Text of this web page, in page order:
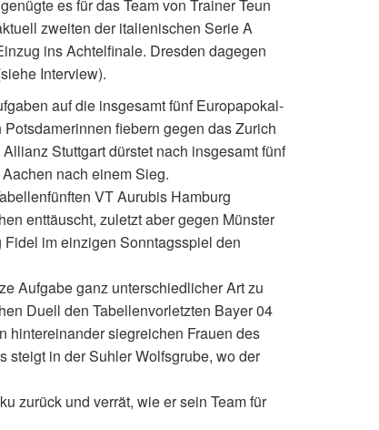
es für das Team von Trainer Teun
zweiten der italienischen Serie A
ins Achtelfinale. Dresden dagegen
Interview).
auf die insgesamt fünf Europapokal-
fiebern gegen das Zurich
Stuttgart dürstet nach insgesamt fünf
nach einem Sieg.
VT Aurubis Hamburg
enttäuscht, zuletzt aber gegen Münster
im einzigen Sonntagsspiel den
Aufgabe ganz unterschiedlicher Art zu
Duell den Tabellenvorletzten Bayer 04
hintereinander siegreichen Frauen des
in der Suhler Wolfsgrube, wo der
zurück und verrät, wie er sein Team für